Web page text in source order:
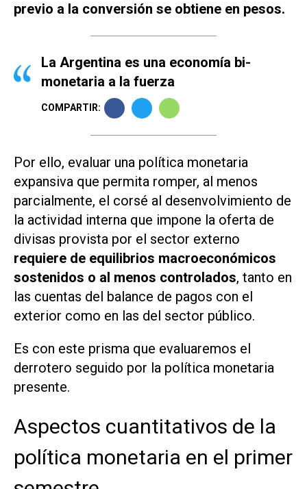
previo a la conversión se obtiene en pesos.
La Argentina es una economía bi-
monetaria a la fuerza
COMPARTIR:
Por ello, evaluar una política monetaria
expansiva que permita romper, al menos
parcialmente, el corsé al desenvolvimiento de
la actividad interna que impone la oferta de
divisas provista por el sector externo
requiere de equilibrios macroeconómicos
sostenidos o al menos controlados, tanto en
las cuentas del balance de pagos con el
exterior como en las del sector público.
Es con este prisma que evaluaremos el
derrotero seguido por la política monetaria
presente.
Aspectos cuantitativos de la
política monetaria en el primer